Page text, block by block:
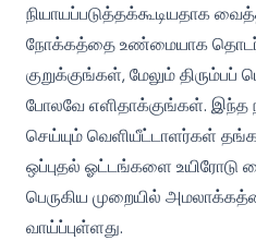
நியாயப்படுத்தக்கூடியதாக
நோக்கத்தை உண்மையாக
குறுக்குங்கள், மேலும்
போலவே எளிதாக்குங்கள். இந்த
செய்யும் வெளியீட்டாளர்கள்
ஒப்புதல் ஓட்டங்களை உயிரோடு
பெருகிய முறையில்
வாய்ப்புள்ளது.